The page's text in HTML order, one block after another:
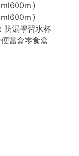
防漏學習水杯
當盒零食盒